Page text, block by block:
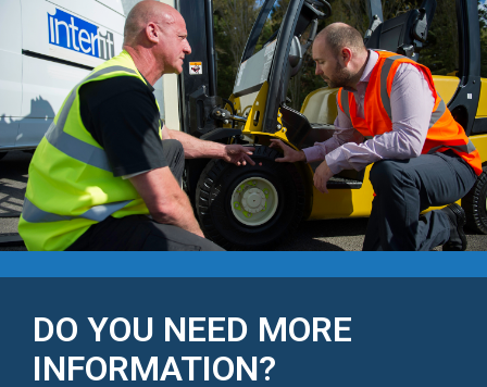
DO YOU NEED MORE
INFORMATION?